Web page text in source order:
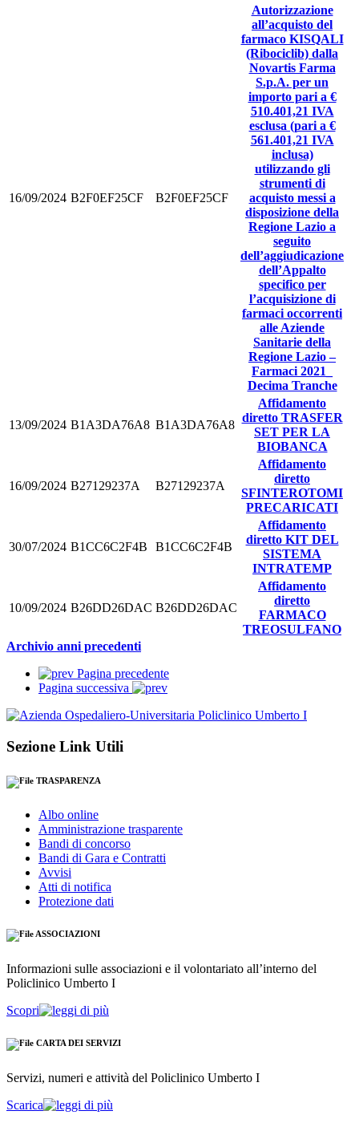
16/09/2024 B2F0EF25CF B2F0EF25CF
Autorizzazione
all’acquisto del
farmaco KISQALI
(Ribociclib) dalla
Novartis Farma
S.p.A. per un
importo pari a €
510.401,21 IVA
esclusa (pari a €
561.401,21 IVA
inclusa)
utilizzando gli
strumenti di
acquisto messi a
disposizione della
Regione Lazio a
seguito
dell’aggiudicazione
dell’Appalto
specifico per
l’acquisizione di
farmaci occorrenti
alle Aziende
Sanitarie della
Regione Lazio –
Farmaci 2021_
Decima Tranche
13/09/2024 B1A3DA76A8 B1A3DA76A8
Affidamento
diretto TRASFER
SET PER LA
BIOBANCA
16/09/2024 B27129237A B27129237A
Affidamento
diretto
SFINTEROTOMI
PRECARICATI
30/07/2024 B1CC6C2F4B B1CC6C2F4B
Affidamento
diretto KIT DEL
SISTEMA
INTRATEMP
10/09/2024 B26DD26DAC B26DD26DAC
Affidamento
diretto
FARMACO
TREOSULFANO
Archivio anni precedenti
Pagina precedente
Pagina successiva
Sezione Link Utili
TRASPARENZA
Albo online
Amministrazione trasparente
Bandi di concorso
Bandi di Gara e Contratti
Avvisi
Atti di notifica
Protezione dati
ASSOCIAZIONI
Informazioni sulle associazioni e il volontariato all’interno del
Policlinico Umberto I
Scopri
CARTA DEI SERVIZI
Servizi, numeri e attività del Policlinico Umberto I
Scarica